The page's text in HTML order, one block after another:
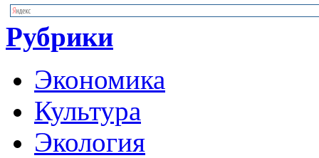
Рубрики
Экономика
Культура
Экология